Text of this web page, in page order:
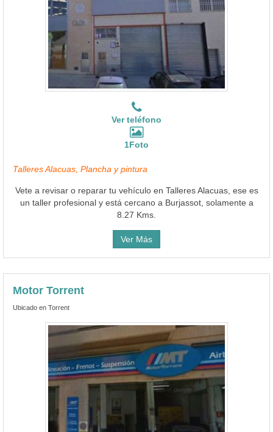
Ver teléfono
1Foto
Talleres Alacuas, Plancha y pintura
Vete a revisar o reparar tu vehículo en Talleres Alacuas, ese es
un taller profesional y está cercano a Burjassot, solamente a
8.27 Kms.
Ver Más
Motor Torrent
Ubicado en Torrent